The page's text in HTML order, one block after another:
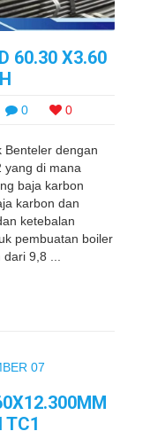
60.30 X3.60
0 0
Benteler dengan
yang di mana
baja karbon
karbon dan
ketebalan
pembuatan boiler
9,8 ...
TC1